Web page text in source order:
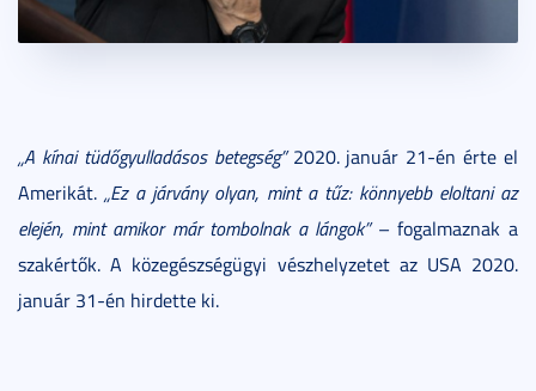
„A kínai tüdőgyulladásos betegség”2020. január 21-én érte el
Amerikát.„Ez a járvány olyan, mint a tűz: könnyebb eloltani az
elején, mint amikor már tombolnak a lángok”– fogalmaznak a
szakértők. A közegészségügyi vészhelyzetet az USA 2020.
január 31-én hirdette ki.